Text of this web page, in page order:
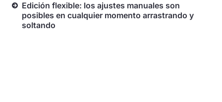
Edición flexible: los ajustes manuales son
posibles en cualquier momento arrastrando y
soltando